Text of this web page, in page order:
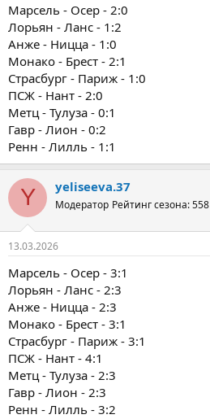
Марсель - Осер - 2:0
Лорьян - Ланс - 1:2
Анже - Ницца - 1:0
Монако - Брест - 2:1
Страсбург - Париж - 1:0
ПСЖ - Нант - 2:0
Метц - Тулуза - 0:1
Гавр - Лион - 0:2
Ренн - Лилль - 1:1
Y yeliseeva.37
Модератор Рейтинг сезона: 558
13.03.2026
Марсель - Осер - 3:1
Лорьян - Ланс - 2:3
Анже - Ницца - 2:3
Монако - Брест - 3:1
Страсбург - Париж - 3:1
ПСЖ - Нант - 4:1
Метц - Тулуза - 2:3
Гавр - Лион - 2:3
Ренн - Лилль - 3:2